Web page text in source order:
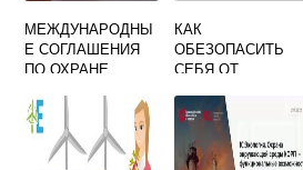
МЕЖДУНАРОДНЫ
Е СОГЛАШЕНИЯ
ПО ОХРАНЕ
СРЕДЫ
КАК
ОБЕЗОПАСИТЬ
СЕБЯ ОТ
ВЛИЯНИЯ
ОКРУЖАЮЩЕЙ
СРЕДЫ